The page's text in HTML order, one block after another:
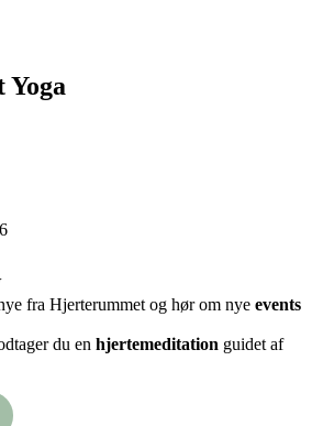
fra Hjerterummet og hør om nye events
du en hjertemeditation guidet af